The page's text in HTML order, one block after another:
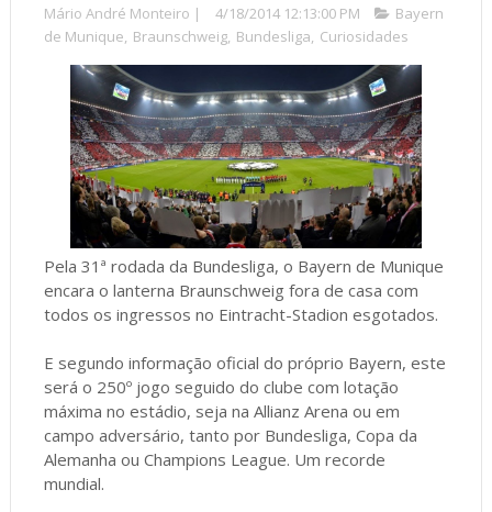
Mário André Monteiro | 4/18/2014 12:13:00 PM
Bayern
de Munique, Braunschweig, Bundesliga, Curiosidades
Pela 31ª rodada da Bundesliga, o Bayern de Munique
encara o lanterna Braunschweig fora de casa com
todos os ingressos no Eintracht-Stadion esgotados.
E segundo informação oficial do próprio Bayern, este
será o 250º jogo seguido do clube com lotação
máxima no estádio, seja na Allianz Arena ou em
campo adversário, tanto por Bundesliga, Copa da
Alemanha ou Champions League. Um recorde
mundial.